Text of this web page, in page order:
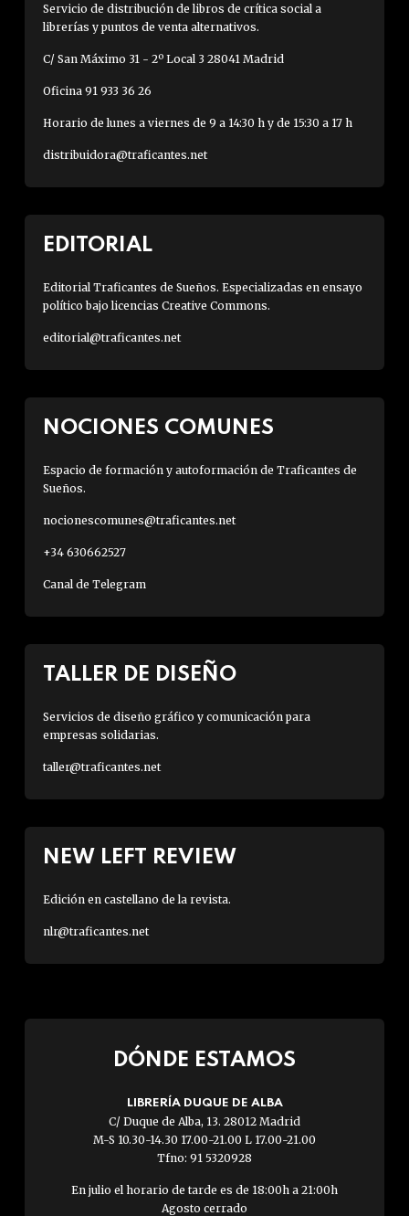
Servicio de distribución de libros de crítica social a
librerías y puntos de venta alternativos.
C/ San Máximo 31 - 2º Local 3 28041 Madrid
Oficina 91 933 36 26
Horario de lunes a viernes de 9 a 14:30 h y de 15:30 a 17 h
distribuidora@traficantes.net
EDITORIAL
Editorial Traficantes de Sueños. Especializadas en ensayo
político bajo licencias Creative Commons.
editorial@traficantes.net
NOCIONES COMUNES
Espacio de formación y autoformación de Traficantes de
Sueños.
nocionescomunes@traficantes.net
+34 630662527
Canal de Telegram
TALLER DE DISEÑO
Servicios de diseño gráfico y comunicación para
empresas solidarias.
taller@traficantes.net
NEW LEFT REVIEW
Edición en castellano de la revista.
nlr@traficantes.net
DÓNDE ESTAMOS
LIBRERÍA DUQUE DE ALBA
C/ Duque de Alba, 13. 28012 Madrid
M-S 10.30-14.30 17.00-21.00 L 17.00-21.00
Tfno: 91 5320928
En julio el horario de tarde es de 18:00h a 21:00h
Agosto cerrado